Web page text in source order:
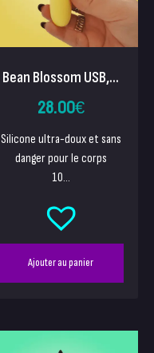
Bean Blossom USB,...
28.00€
Silicone ultra-doux et sans
danger pour le corps
10...
Ajouter au panier